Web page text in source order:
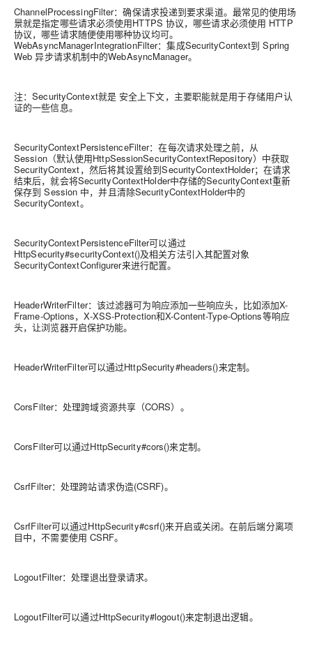
ChannelProcessingFilter：确保请求投递到要求渠道。最常见的使用场
景就是指定哪些请求必须使用HTTPS 协议，哪些请求必须使用 HTTP
协议，哪些请求随便使用哪种协议均可。
WebAsyncManagerIntegrationFilter：集成SecurityContext到 Spring
Web 异步请求机制中的WebAsyncManager。
注：SecurityContext就是 安全上下文，主要职能就是用于存储用户认
证的一些信息。
SecurityContextPersistenceFilter：在每次请求处理之前，从
Session（默认使用HttpSessionSecurityContextRepository）中获取
SecurityContext，然后将其设置给到SecurityContextHolder；在请求
结束后，就会将SecurityContextHolder中存储的SecurityContext重新
保存到 Session 中，并且清除SecurityContextHolder中的
SecurityContext。
SecurityContextPersistenceFilter可以通过
HttpSecurity#securityContext()及相关方法引入其配置对象
SecurityContextConfigurer来进行配置。
HeaderWriterFilter：该过滤器可为响应添加一些响应头，比如添加X-
Frame-Options，X-XSS-Protection和X-Content-Type-Options等响应
头，让浏览器开启保护功能。
HeaderWriterFilter可以通过HttpSecurity#headers()来定制。
CorsFilter：处理跨域资源共享（CORS）。
CorsFilter可以通过HttpSecurity#cors()来定制。
CsrfFilter：处理跨站请求伪造(CSRF)。
CsrfFilter可以通过HttpSecurity#csrf()来开启或关闭。在前后端分离项
目中，不需要使用 CSRF。
LogoutFilter：处理退出登录请求。
LogoutFilter可以通过HttpSecurity#logout()来定制退出逻辑。